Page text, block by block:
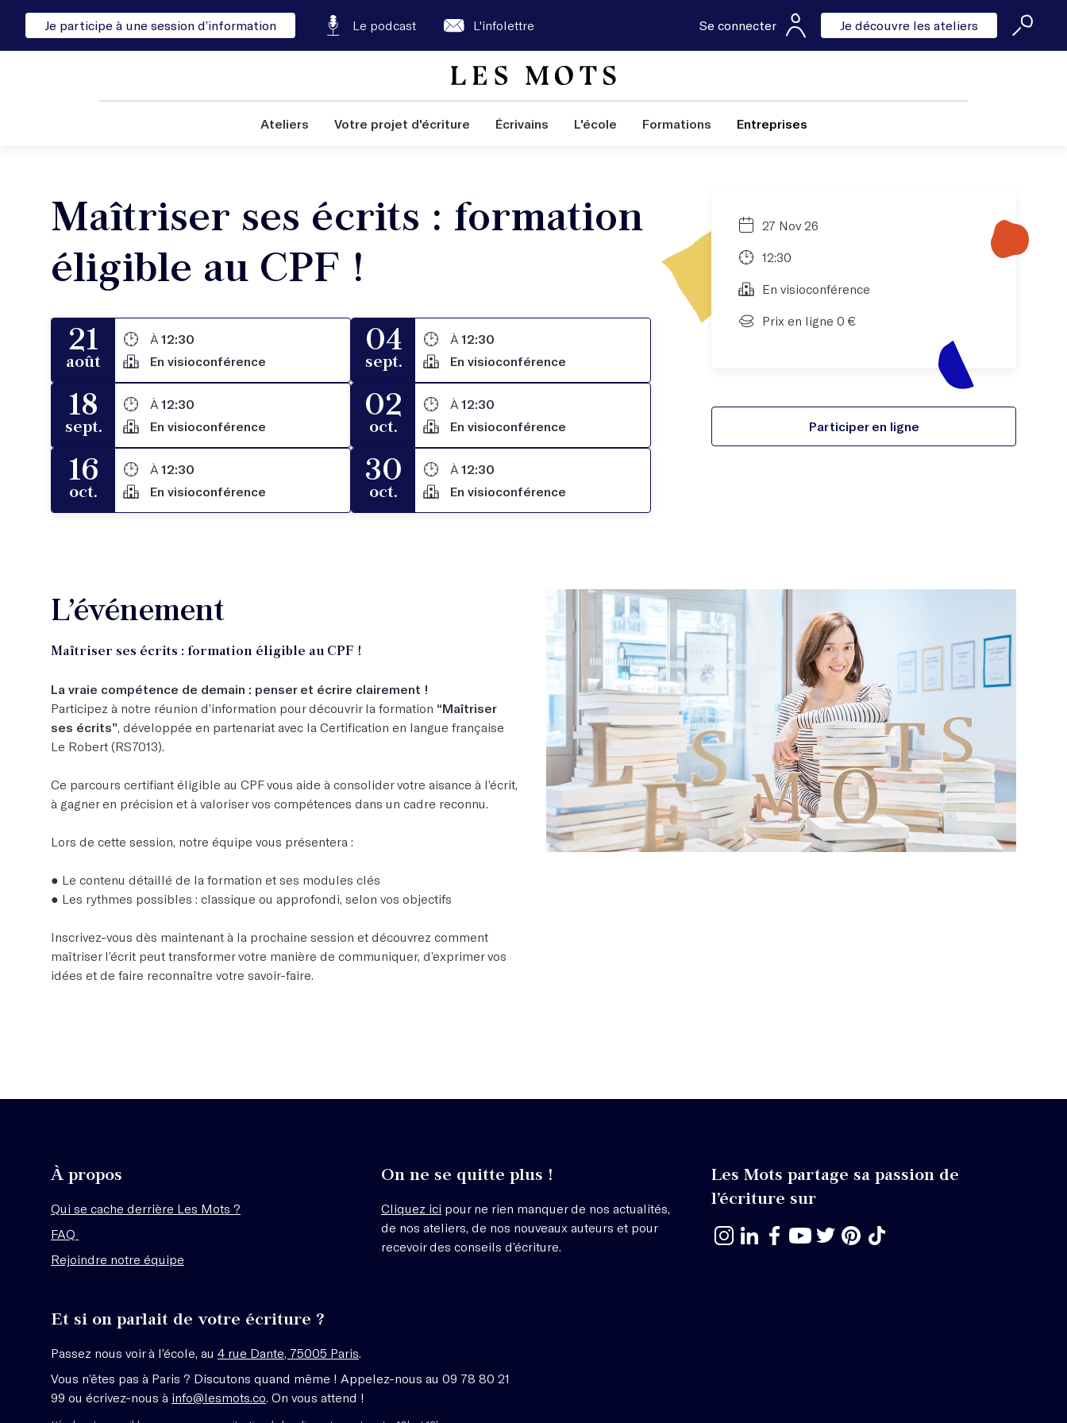
Je participe à une session d’information Le podcast L'infolettre Se connecter Je découvre les ateliers
Ateliers Votre projet d'écriture Écrivains L'école Formations Entreprises
27 Nov 26
12:30
En visioconférence
Prix en ligne 0 €
Participer en ligne
Maîtriser ses écrits : formation
éligible au CPF !
21
août
À 12:30
En visioconférence
04
sept.
À 12:30
En visioconférence
18
sept.
À 12:30
En visioconférence
02
oct.
À 12:30
En visioconférence
16
oct.
À 12:30
En visioconférence
30
oct.
À 12:30
En visioconférence
L’événement
Maîtriser ses écrits : formation éligible au CPF !
La vraie compétence de demain : penser et écrire clairement !
Participez à notre réunion d’information pour découvrir la formation “Maîtriser
ses écrits”, développée en partenariat avec la Certification en langue française
Le Robert (RS7013).
Ce parcours certifiant éligible au CPF vous aide à consolider votre aisance à l’écrit,
à gagner en précision et à valoriser vos compétences dans un cadre reconnu.
Lors de cette session, notre équipe vous présentera :
● Le contenu détaillé de la formation et ses modules clés
● Les rythmes possibles : classique ou approfondi, selon vos objectifs
Inscrivez-vous dès maintenant à la prochaine session et découvrez comment
maîtriser l’écrit peut transformer votre manière de communiquer, d’exprimer vos
idées et de faire reconnaître votre savoir-faire.
À propos
Qui se cache derrière Les Mots ?
FAQ
Rejoindre notre équipe
On ne se quitte plus !
Cliquez ici pour ne rien manquer de nos actualités,
de nos ateliers, de nos nouveaux auteurs et pour
recevoir des conseils d’écriture.
Les Mots partage sa passion de
l’écriture sur
Et si on parlait de votre écriture ?
Passez nous voir à l’école, au 4 rue Dante, 75005 Paris.
Vous n’êtes pas à Paris ? Discutons quand même ! Appelez-nous au 09 78 80 21
99 ou écrivez-nous à info@lesmots.co. On vous attend !